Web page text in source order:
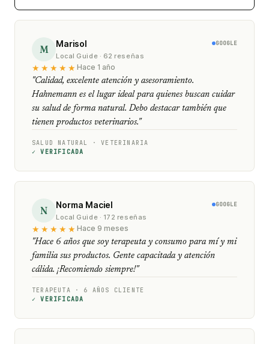
M Marisol
Local Guide · 62 reseñas
GOOGLE
★★★★★ Hace 1 año
"Calidad, excelente atención y asesoramiento.
Hahnemann es el lugar ideal para quienes buscan cuidar
su salud de forma natural. Debo destacar también que
tienen productos veterinarios."
SALUD NATURAL · VETERINARIA
✓ VERIFICADA
N Norma Maciel
Local Guide · 172 reseñas
GOOGLE
★★★★★ Hace 9 meses
"Hace 6 años que soy terapeuta y consumo para mí y mi
familia sus productos. Gente capacitada y atención
cálida. ¡Recomiendo siempre!"
TERAPEUTA · 6 AÑOS CLIENTE
✓ VERIFICADA